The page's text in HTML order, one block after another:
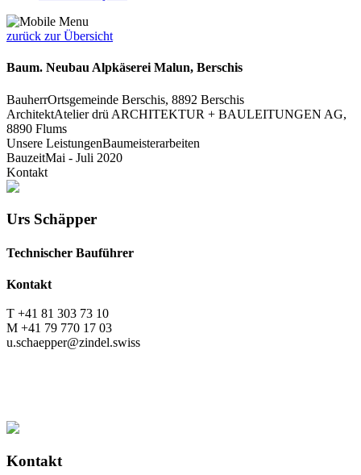
zurück zur Übersicht
Baum. Neubau Alpkäserei Malun, Berschis
BauherrOrtsgemeinde Berschis, 8892 Berschis
ArchitektAtelier drü ARCHITEKTUR + BAULEITUNGEN AG,
8890 Flums
Unsere LeistungenBaumeisterarbeiten
BauzeitMai - Juli 2020
Kontakt
Urs Schäpper
Technischer Bauführer
Kontakt
T +41 81 303 73 10
M +41 79 770 17 03
u.schaepper@zindel.swiss
Kontakt